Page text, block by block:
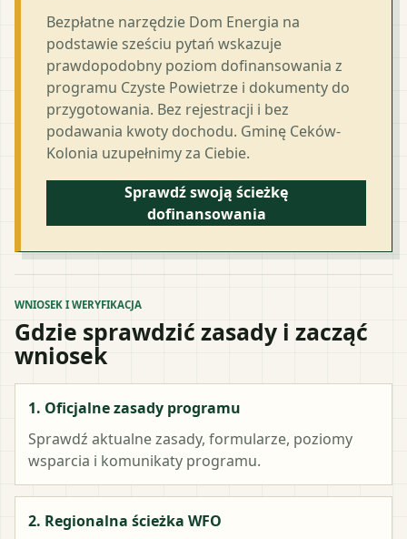
Bezpłatne narzędzie Dom Energia na
podstawie sześciu pytań wskazuje
prawdopodobny poziom dofinansowania z
programu Czyste Powietrze i dokumenty do
przygotowania. Bez rejestracji i bez
podawania kwoty dochodu. Gminę Ceków-
Kolonia uzupełnimy za Ciebie.
Sprawdź swoją ścieżkę
dofinansowania
WNIOSEK I WERYFIKACJA
Gdzie sprawdzić zasady i zacząć
wniosek
1. Oficjalne zasady programu
Sprawdź aktualne zasady, formularze, poziomy
wsparcia i komunikaty programu.
2. Regionalna ścieżka WFO